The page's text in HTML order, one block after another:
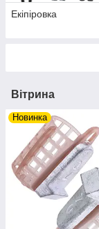
Екіпіровка
Вітрина
Новинка